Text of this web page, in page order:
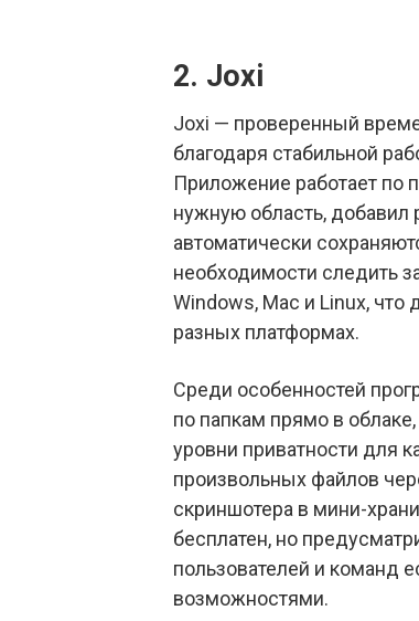
2. Joxi
Joxi — проверенный
благодаря стабильной
Приложение работает по
нужную область, добавил
автоматически
необходимости следить
Windows, Mac и Linux, что
разных платформах.
Среди особенностей
по папкам прямо в
уровни приватности для
произвольных файлов
скриншотера в мини-
бесплатен, но
пользователей и команд
возможностями.